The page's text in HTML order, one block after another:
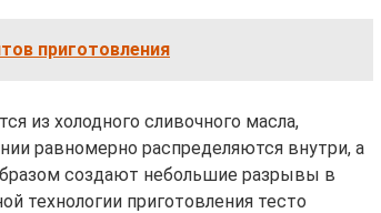
приготовления
из холодного сливочного масла,
равномерно распределяются внутри, а
создают небольшие разрывы в
технологии приготовления тесто